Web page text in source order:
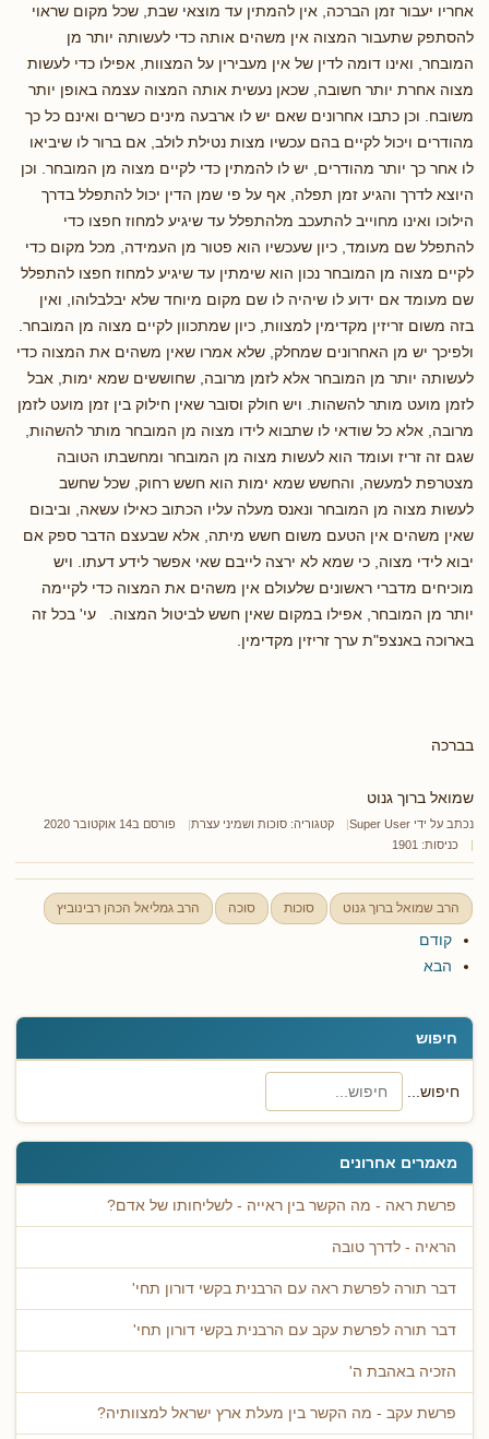
חיפוש
חיפוש...
מאמרים אחרונים
פרשת ראה - מה הקשר בין ראייה - לשליחותו של אדם?
הראיה - לדרך טובה
דבר תורה לפרשת ראה עם הרבנית בקשי דורון תחי'
דבר תורה לפרשת עקב עם הרבנית בקשי דורון תחי'
הזכיה באהבת ה'
פרשת עקב - מה הקשר בין מעלת ארץ ישראל למצוותיה?
אחריו יעבור זמן הברכה, אין להמתין עד מוצאי שבת, שכל מקום שראוי
להסתפק שתעבור המצוה אין משהים אותה כדי לעשותה יותר מן
המובחר, ואינו דומה לדין של אין מעבירין על המצוות, אפילו כדי לעשות
מצוה אחרת יותר חשובה, שכאן נעשית אותה המצוה עצמה באופן יותר
משובח. וכן כתבו אחרונים שאם יש לו ארבעה מינים כשרים ואינם כל כך
מהודרים ויכול לקיים בהם עכשיו מצות נטילת לולב, אם ברור לו שיביאו
לו אחר כך יותר מהודרים, יש לו להמתין כדי לקיים מצוה מן המובחר. וכן
היוצא לדרך והגיע זמן תפלה, אף על פי שמן הדין יכול להתפלל בדרך
הילוכו ואינו מחוייב להתעכב מלהתפלל עד שיגיע למחוז חפצו כדי
להתפלל שם מעומד, כיון שעכשיו הוא פטור מן העמידה, מכל מקום כדי
לקיים מצוה מן המובחר נכון הוא שימתין עד שיגיע למחוז חפצו להתפלל
שם מעומד אם ידוע לו שיהיה לו שם מקום מיוחד שלא יבלבלוהו, ואין
בזה משום זריזין מקדימין למצוות, כיון שמתכוון לקיים מצוה מן המובחר.
ולפיכך יש מן האחרונים שמחלק, שלא אמרו שאין משהים את המצוה כדי
לעשותה יותר מן המובחר אלא לזמן מרובה, שחוששים שמא ימות, אבל
לזמן מועט מותר להשהות. ויש חולק וסובר שאין חילוק בין זמן מועט לזמן
מרובה, אלא כל שודאי לו שתבוא לידו מצוה מן המובחר מותר להשהות,
שגם זה זריז ועומד הוא לעשות מצוה מן המובחר ומחשבתו הטובה
מצטרפת למעשה, והחשש שמא ימות הוא חשש רחוק, שכל שחשב
לעשות מצוה מן המובחר ונאנס מעלה עליו הכתוב כאילו עשאה, וביבום
שאין משהים אין הטעם משום חשש מיתה, אלא שבעצם הדבר ספק אם
יבוא לידי מצוה, כי שמא לא ירצה לייבם שאי אפשר לידע דעתו. ויש
מוכיחים מדברי ראשונים שלעולם אין משהים את המצוה כדי לקיימה
יותר מן המובחר, אפילו במקום שאין חשש לביטול המצוה. עי' בכל זה
בארוכה באנצפ"ת ערך זריזין מקדימין.
בברכה
שמואל ברוך גנוט
נכתב על ידי Super User קטגוריה: סוכות ושמיני עצרת
פורסם ב14 אוקטובר 2020
כניסות: 1901
הרב שמואל ברוך גנוט סוכות סוכה הרב גמליאל הכהן רבינוביץ
קודם
הבא